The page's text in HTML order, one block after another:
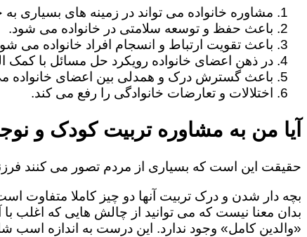
مشاوره خانواده می تواند در زمینه های بسیاری
باعث حفظ و توسعه سلامتی در خانواده می شود.
باعث تقویت ارتباط و انسجام افراد خانواده می
در ذهن اعضای خانواده رویکرد حل مسائل با کمک
باعث گسترش درک و همدلی بین اعضای خانواده
اختلالات و تعارضات خانوادگی را رفع می کند.
آیا من به مشاوره تربیت کودک و
حقیقت این است که بسیاری از مردم تصور می کنند
بچه دار شدن و درک تربیت آنها دو چیز کاملا متفاوت
بدان معنا نیست که می توانید از چالش هایی که اغلب
«والدین کامل» وجود ندارد. این درست به اندازه اسب